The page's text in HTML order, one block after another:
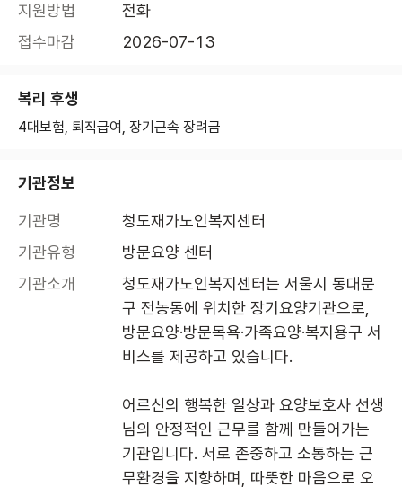
지원방법
전화
접수마감
2026-07-13
복리 후생
4대보험, 퇴직급여, 장기근속 장려금
기관정보
기관명
청도재가노인복지센터
기관유형
방문요양 센터
기관소개
청도재가노인복지센터는 서울시 동대문
구 전농동에 위치한 장기요양기관으로,
방문요양·방문목욕·가족요양·복지용구 서
비스를 제공하고 있습니다.
어르신의 행복한 일상과 요양보호사 선생
님의 안정적인 근무를 함께 만들어가는
기관입니다. 서로 존중하고 소통하는 근
무환경을 지향하며, 따뜻한 마음으로 오